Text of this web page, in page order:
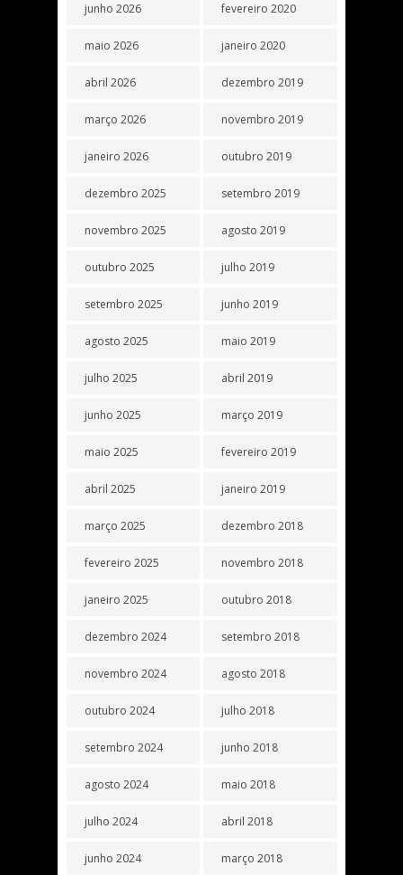
junho 2026
maio 2026
abril 2026
março 2026
janeiro 2026
dezembro 2025
novembro 2025
outubro 2025
setembro 2025
agosto 2025
julho 2025
junho 2025
maio 2025
abril 2025
março 2025
fevereiro 2025
janeiro 2025
dezembro 2024
novembro 2024
outubro 2024
setembro 2024
agosto 2024
julho 2024
junho 2024
fevereiro 2020
janeiro 2020
dezembro 2019
novembro 2019
outubro 2019
setembro 2019
agosto 2019
julho 2019
junho 2019
maio 2019
abril 2019
março 2019
fevereiro 2019
janeiro 2019
dezembro 2018
novembro 2018
outubro 2018
setembro 2018
agosto 2018
julho 2018
junho 2018
maio 2018
abril 2018
março 2018